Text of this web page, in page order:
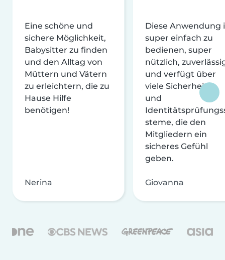
Eine schöne und
sichere Möglichkeit,
Babysitter zu finden
und den Alltag von
Müttern und Vätern
zu erleichtern, die zu
Hause Hilfe
benötigen!
Nerina
Diese Anwendung
super einfach zu
bedienen, super
nützlich,
und verfügt über
viele Sicherheits-
und
steme, die den
Mitgliedern ein
sicheres Gefühl
geben.
Giovanna